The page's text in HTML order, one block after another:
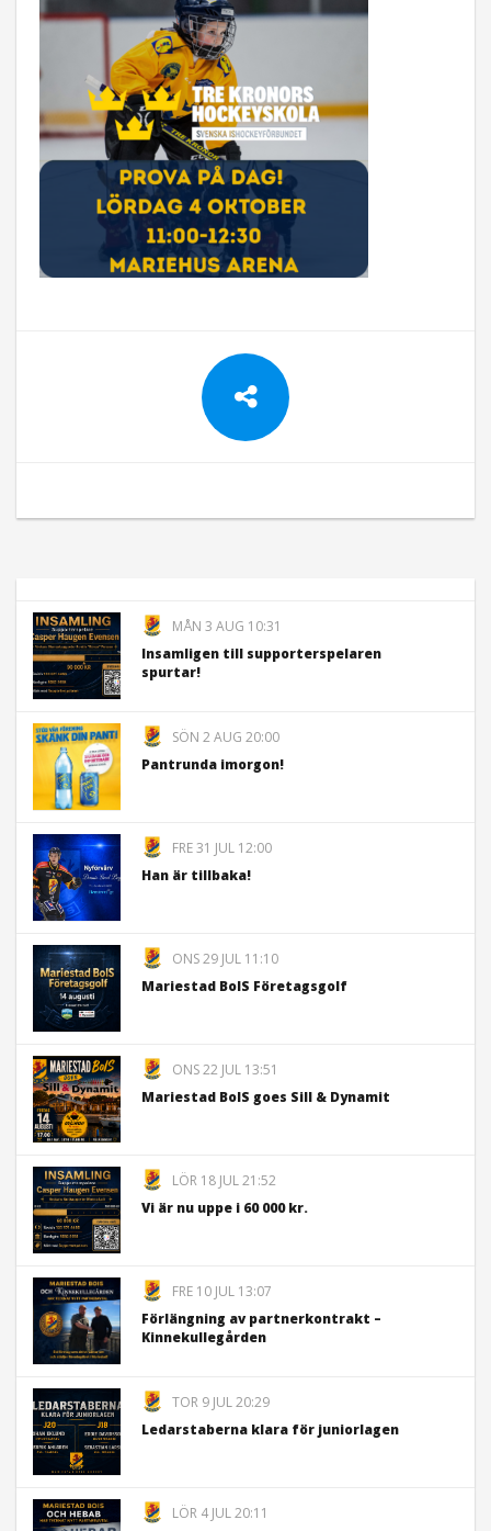
MÅN 3 AUG 10:31
Insamligen till supporterspelaren
spurtar!
SÖN 2 AUG 20:00
Pantrunda imorgon!
FRE 31 JUL 12:00
Han är tillbaka!
ONS 29 JUL 11:10
Mariestad BoIS Företagsgolf
ONS 22 JUL 13:51
Mariestad BoIS goes Sill & Dynamit
LÖR 18 JUL 21:52
Vi är nu uppe i 60 000 kr.
FRE 10 JUL 13:07
Förlängning av partnerkontrakt –
Kinnekullegården
TOR 9 JUL 20:29
Ledarstaberna klara för juniorlagen
LÖR 4 JUL 20:11